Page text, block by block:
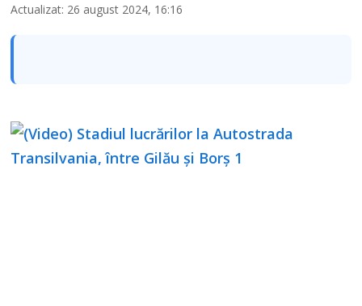
Actualizat: 26 august 2024, 16:16